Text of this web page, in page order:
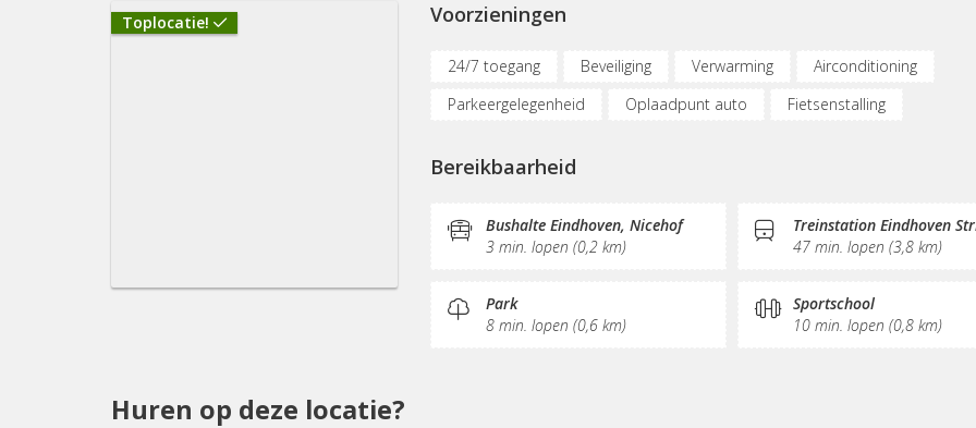
Toplocatie! Voorzieningen
24/7 toegang Beveiliging Verwarming
Airconditioning
Parkeergelegenheid
Oplaadpunt auto
Fietsenstalling
Internetmogelijkheden
Koffie/thee
Pantry Schoonmaak
Bereikbaarheid
Bushalte Eindhoven, Nicehof
3 min. lopen (0,2 km)
Treinstation Eindhoven
47 min. lopen (3,8 km)
Park
8 min. lopen (0,6 km)
Sportschool
10 min. lopen (0,8 km)
Huren op deze locatie?